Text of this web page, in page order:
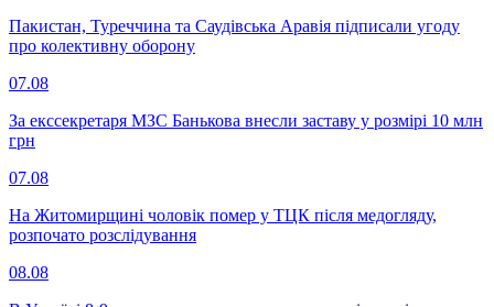
Пакистан, Туреччина та Саудівська Аравія підписали угоду
про колективну оборону
07.08
За екссекретаря МЗС Банькова внесли заставу у розмірі 10 млн
грн
07.08
На Житомирщині чоловік помер у ТЦК після медогляду,
розпочато розслідування
08.08